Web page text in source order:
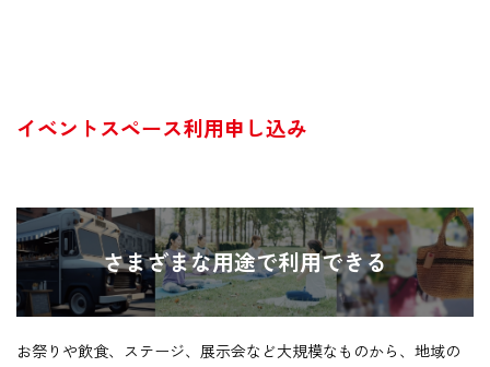
イベントスペース利用申し込み
さまざまな用途で利用できる
お祭りや飲食、ステージ、展示会など大規模なものから、地域の